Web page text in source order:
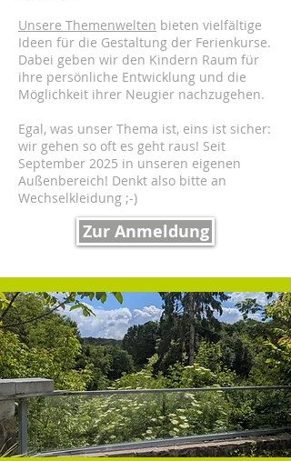
Unsere Themenwelten bieten vielfältige
Ideen für die Gestaltung der Ferienkurse.
Dabei geben wir den Kindern Raum für
ihre persönliche Entwicklung und die
Möglichkeit ihrer Neugier nachzugehen.
Egal, was unser Thema ist, eins ist sicher:
wir gehen so oft es geht raus! Seit
September 2025 in unseren eigenen
Außenbereich! Denkt also bitte an
Wechselkleidung ;-)
Zur Anmeldung